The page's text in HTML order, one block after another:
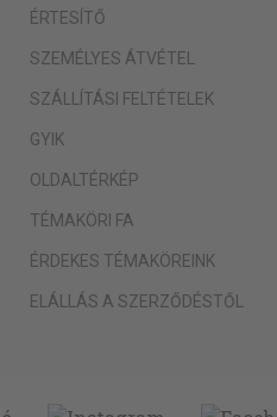
ÉRTESÍTŐ
SZEMÉLYES ÁTVÉTEL
SZÁLLÍTÁSI FELTÉTELEK
GYIK
OLDALTÉRKÉP
TÉMAKÖRI FA
ÉRDEKES TÉMAKÖREINK
ELÁLLÁS A SZERZŐDÉSTŐL